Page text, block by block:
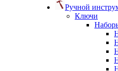
Ручной
Ключи